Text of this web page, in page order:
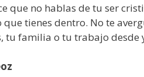
que no hablas de tu ser
que tienes dentro. No te
tu familia o tu trabajo desde